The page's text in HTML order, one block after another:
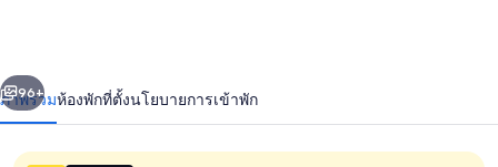
ซิ
อาโน
า
ถัดไป
96+
ภาพรวมห้องพักที่ตั้งนโยบายการเข้าพัก